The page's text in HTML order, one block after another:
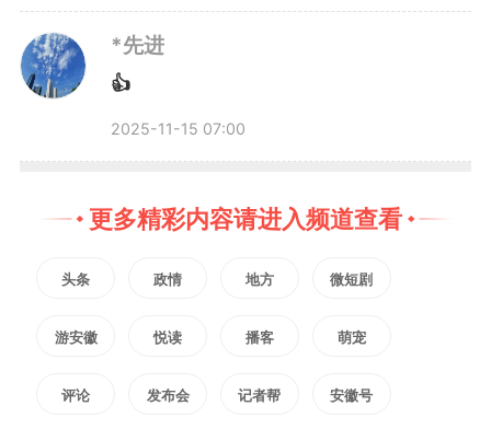
起。”在院老人家属侯先生告诉记
者，父亲送到这里3个月，身上没
再长过褥疮，这里护理专业，花费
集团专业运营，现有96位老人入
*先进
👍
2025-11-15 07:00
更多精彩内容请进入频道查看
头条 政情 地方 微短剧
游安徽 悦读 播客 萌宠
评论 发布会 记者帮 安徽号